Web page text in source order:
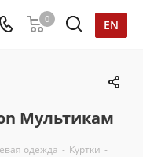
EN
0
Мультикам
одежда - Куртки -